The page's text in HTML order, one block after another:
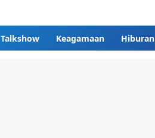
Talkshow Keagamaan Hiburan